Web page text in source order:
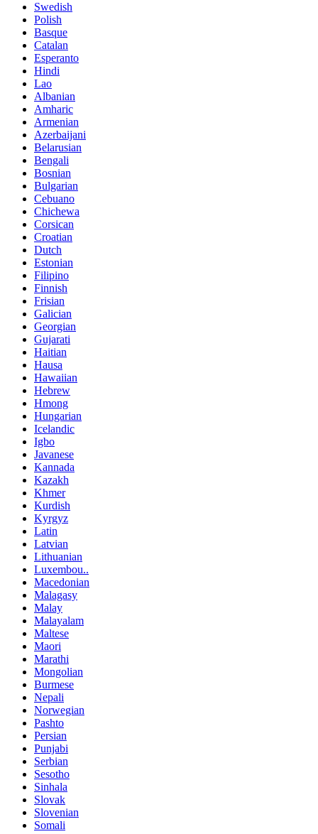
Swedish
Polish
Basque
Catalan
Esperanto
Hindi
Lao
Albanian
Amharic
Armenian
Azerbaijani
Belarusian
Bengali
Bosnian
Bulgarian
Cebuano
Chichewa
Corsican
Croatian
Dutch
Estonian
Filipino
Finnish
Frisian
Galician
Georgian
Gujarati
Haitian
Hausa
Hawaiian
Hebrew
Hmong
Hungarian
Icelandic
Igbo
Javanese
Kannada
Kazakh
Khmer
Kurdish
Kyrgyz
Latin
Latvian
Lithuanian
Luxembou..
Macedonian
Malagasy
Malay
Malayalam
Maltese
Maori
Marathi
Mongolian
Burmese
Nepali
Norwegian
Pashto
Persian
Punjabi
Serbian
Sesotho
Sinhala
Slovak
Slovenian
Somali